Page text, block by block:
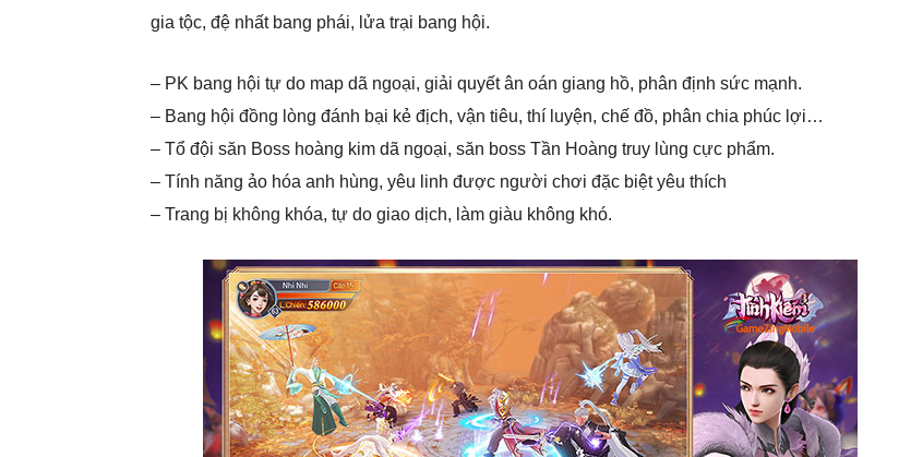
gia tộc, đệ nhất bang phái, lửa trại bang hội.
– PK bang hội tự do map dã ngoại, giải quyết ân oán giang hồ, phân định sức mạnh.
– Bang hội đồng lòng đánh bại kẻ địch, vận tiêu, thí luyện, chế đồ, phân chia phúc lợi…
– Tổ đội săn Boss hoàng kim dã ngoại, săn boss Tần Hoàng truy lùng cực phẩm.
– Tính năng ảo hóa anh hùng, yêu linh được người chơi đặc biệt yêu thích
– Trang bị không khóa, tự do giao dịch, làm giàu không khó.